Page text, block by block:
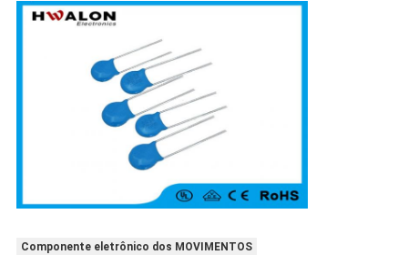
Componente eletrônico dos MOVIMENTOS